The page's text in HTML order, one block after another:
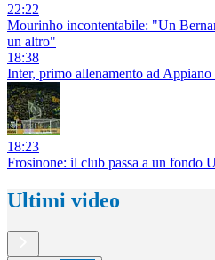
22:22
Mourinho incontentabile: "Un
un altro"
18:38
Inter, primo allenamento ad
18:23
Frosinone: il club passa a un fondo
Ultimi video